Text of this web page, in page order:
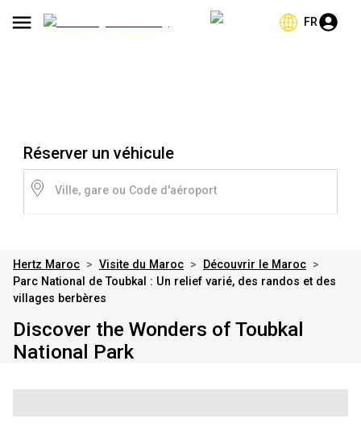
FR
Réserver un véhicule
Ville, gare ou Code d'aéroport
Hertz Maroc > Visite du Maroc > Découvrir le Maroc >
Parc National de Toubkal : Un relief varié, des randos et des
villages berbères
Discover the Wonders of Toubkal
National Park